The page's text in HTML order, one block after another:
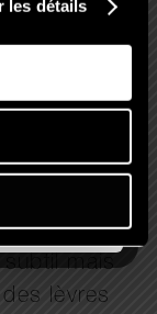
les détails
mais
lèvres